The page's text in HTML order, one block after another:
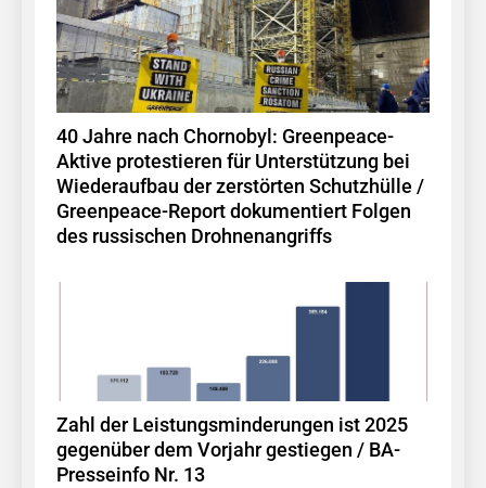
40 Jahre nach Chornobyl: Greenpeace-
Aktive protestieren für Unterstützung bei
Wiederaufbau der zerstörten Schutzhülle /
Greenpeace-Report dokumentiert Folgen
des russischen Drohnenangriffs
Zahl der Leistungsminderungen ist 2025
gegenüber dem Vorjahr gestiegen / BA-
Presseinfo Nr. 13